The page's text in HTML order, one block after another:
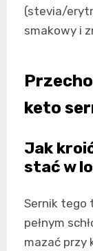
(stevia/
smakowy i
keto
Jak
stać w
Sernik tego
pełnym
mazać przy